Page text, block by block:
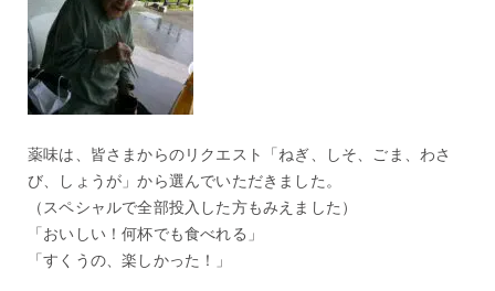
薬味は、皆さまからのリクエスト「ねぎ、しそ、ごま、わさ
び、しょうが」から選んでいただきました。
（スペシャルで全部投入した方もみえました）
「おいしい！何杯でも食べれる」
「すくうの、楽しかった！」